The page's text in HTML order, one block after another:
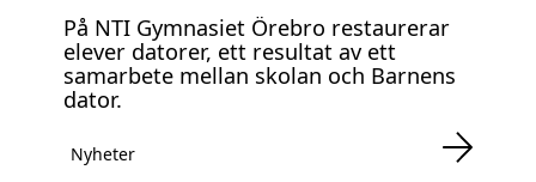
På NTI Gymnasiet Örebro restaurerar
elever datorer, ett resultat av ett
samarbete mellan skolan och Barnens
dator.
Nyheter